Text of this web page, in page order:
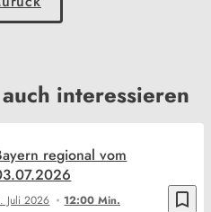
interessieren
bookmark_border
Juli 2026 12:00 Min.
regional vom